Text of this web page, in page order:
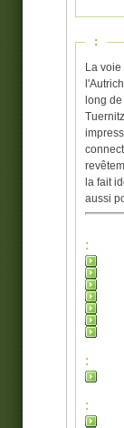
:
La
long
la fait
aussi
:
:
: